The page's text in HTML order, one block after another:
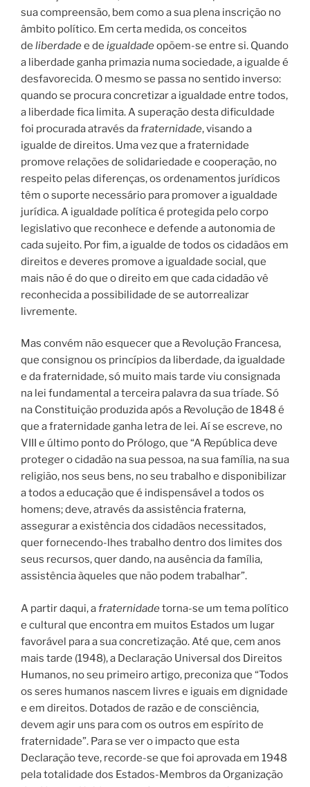
sua compreensão, bem como a sua plena inscrição no
âmbito político. Em certa medida, os conceitos
de liberdadee de igualdadeopõem-se entre si. Quando
a liberdade ganha primazia numa sociedade, a igualde é
desfavorecida. O mesmo se passa no sentido inverso:
quando se procura concretizar a igualdade entre todos,
a liberdade fica limita. A superação desta dificuldade
foi procurada através dafraternidade, visando a
igualde de direitos. Uma vez que a fraternidade
promove relações de solidariedade e cooperação, no
respeito pelas diferenças, os ordenamentos jurídicos
têm o suporte necessário para promover a igualdade
jurídica. A igualdade política é protegida pelo corpo
legislativo que reconhece e defende a autonomia de
cada sujeito. Por fim, a igualde de todos os cidadãos em
direitos e deveres promove a igualdade social, que
mais não é do que o direito em que cada cidadão vê
reconhecida a possibilidade de se autorrealizar
livremente.
Mas convém não esquecer que a Revolução Francesa,
que consignou os princípios da liberdade, da igualdade
e da fraternidade, só muito mais tarde viu consignada
na lei fundamental a terceira palavra da sua tríade. Só
na Constituição produzida após a Revolução de 1848 é
que a fraternidade ganha letra de lei. Aí se escreve, no
VIII e último ponto do Prólogo, que “A República deve
proteger o cidadão na sua pessoa, na sua família, na sua
religião, nos seus bens, no seu trabalho e disponibilizar
a todos a educação que é indispensável a todos os
homens; deve, através da assistência fraterna,
assegurar a existência dos cidadãos necessitados,
quer fornecendo-lhes trabalho dentro dos limites dos
seus recursos, quer dando, na ausência da família,
assistência àqueles que não podem trabalhar”.
A partir daqui, afraternidadetorna-se um tema político
e cultural que encontra em muitos Estados um lugar
favorável para a sua concretização. Até que, cem anos
mais tarde (1948), a Declaração Universal dos Direitos
Humanos, no seu primeiro artigo, preconiza que “Todos
os seres humanos nascem livres e iguais em dignidade
e em direitos. Dotados de razão e de consciência,
devem agir uns para com os outros em espírito de
fraternidade”. Para se ver o impacto que esta
Declaração teve, recorde-se que foi aprovada em 1948
pela totalidade dos Estados-Membros da Organização